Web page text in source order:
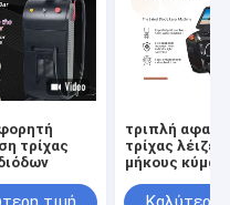
τρίχας
τριπλή
τρίχας λέιζερ
μήκους
εγκεκριμένες